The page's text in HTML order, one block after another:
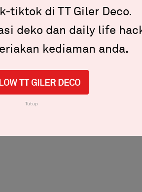
Mana tau korang juga nak
tiktok di TT Giler Deco.
deko dan daily life
kediaman anda.
TT GILER DECO
Tutup